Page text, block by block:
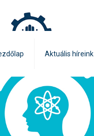
Aktuális híreink